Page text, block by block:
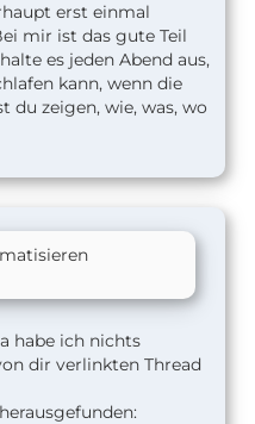
erst einmal
mir ist das gute Teil
es jeden Abend aus,
kann, wenn die
du zeigen, wie, was, wo
habe ich nichts
dir verlinkten Thread